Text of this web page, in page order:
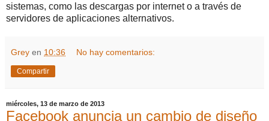
sistemas, como las descargas por internet o a través de
servidores de aplicaciones alternativos.
Grey en 10:36 No hay comentarios:
Compartir
miércoles, 13 de marzo de 2013
Facebook anuncia un cambio de diseño